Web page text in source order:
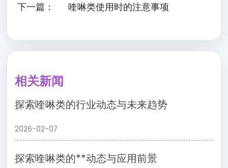
下一篇：
喹啉类使用时的注意事项
相关新闻
探索喹啉类的行业动态与未来趋势
2026-02-07
探索喹啉类的**动态与应用前景